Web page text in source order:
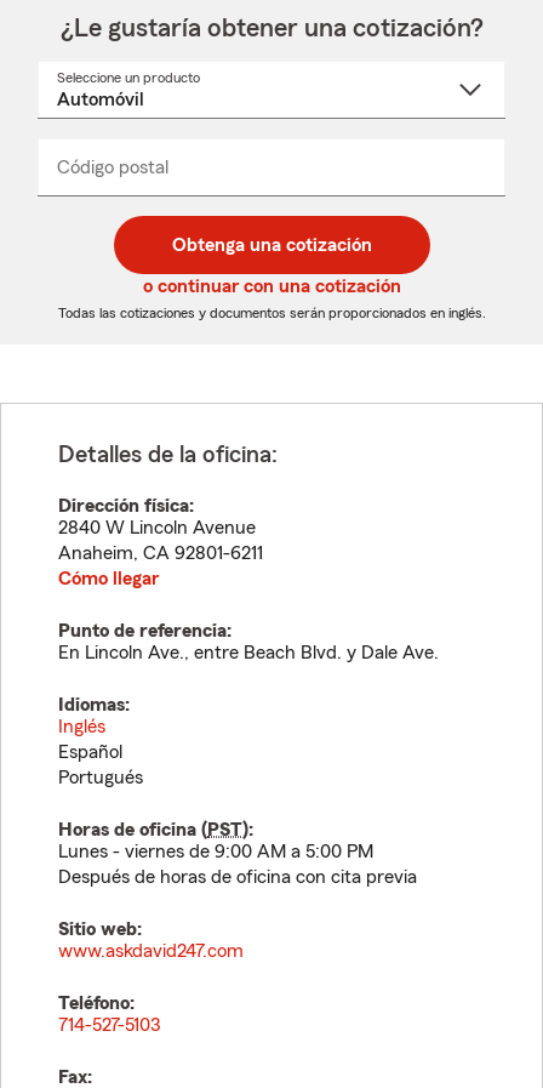
¿Le gustaría obtener una cotización?
Seleccione un producto
desplegable
Código postal
de
5
dígitos
de
5
dígitos
_____
Obtenga una cotización
o continuar con una cotización
Todas las cotizaciones y documentos serán proporcionados en inglés.
Detalles de la oficina:
Dirección física:
2840 W Lincoln Avenue
Anaheim, CA 92801-6211
Cómo llegar
Punto de referencia:
En Lincoln Ave., entre Beach Blvd. y Dale Ave.
Idiomas:
Inglés
Español
Portugués
Horas de oficina (PST):
Lunes - viernes de 9:00 AM a 5:00 PM
Después de horas de oficina con cita previa
Sitio web:
www.askdavid247.com
Teléfono:
714-527-5103
Fax: